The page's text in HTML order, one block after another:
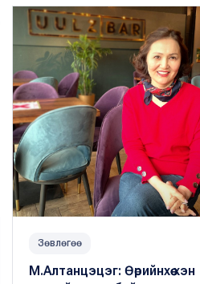
Зөвлөгөө
М.Алтанцэцэг: Өөрийнхөө хэн